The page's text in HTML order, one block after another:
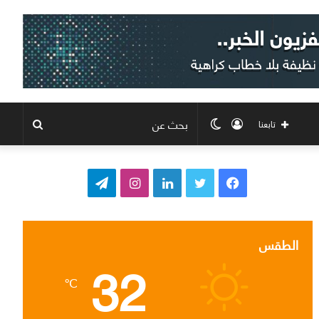
الوضع
المظلم
تسجيل
الدخول
تابعنا
ف
ب
و
ق
ت
ر
الطقس 32
℃